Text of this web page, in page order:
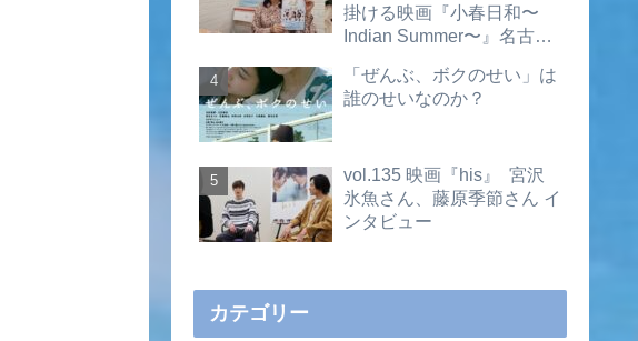
掛ける映画『小春日和〜
Indian Summer〜』名古屋
画あり）
「ぜんぶ、ボクのせい」は
誰のせいなのか？
vol.135 映画『his』 宮沢
氷魚さん、藤原季節さん イ
ンタビュー
カテゴリー